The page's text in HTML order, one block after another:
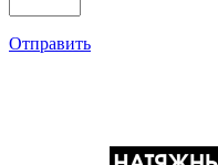
Отправить